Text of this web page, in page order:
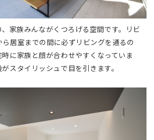
家族みんながくつろげる空間です。リビ
ら居室までの間に必ずリビングを通るの
に家族と顔が合わせやすくなっていま
スタイリッシュで目を引きます。